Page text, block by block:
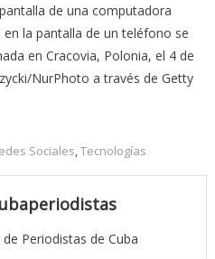
de una computadora
la pantalla de un teléfono se
en Cracovia, Polonia, el 4 de
NurPhoto a través de Getty
Sociales Tecnologías
Periodistas de Cuba